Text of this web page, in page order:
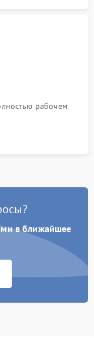
рабочем
в ближайшее